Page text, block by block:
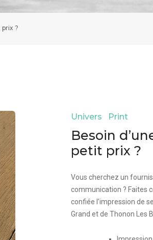
?
Univers Print
Besoin
petit prix ?
Vous cherchez un
communication ? Faites
confiée l’impression de
Grand et de Thonon Les